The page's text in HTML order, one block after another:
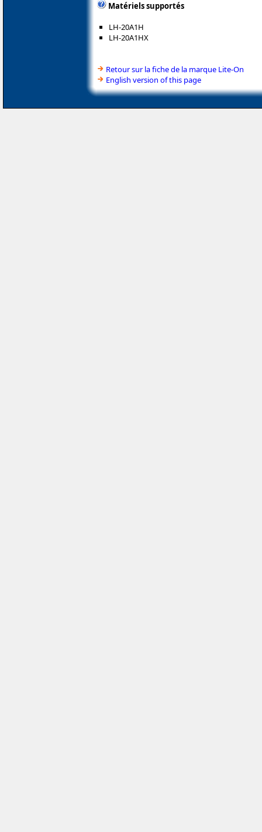
Matériels supportés
LH-20A1H
LH-20A1HX
Retour sur la fiche de la marque Lite-On
English version of this page